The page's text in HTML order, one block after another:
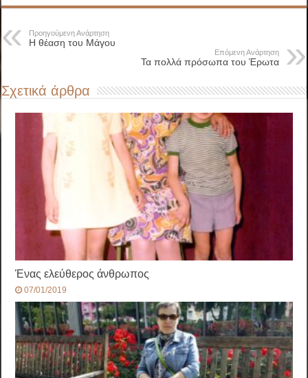
Προηγούμενη Ανάρτηση
Η θέαση του Μάγου
Επόμενη Ανάρτηση
Τα πολλά πρόσωπα του Έρωτα
Σχετικά άρθρα
Ένας ελεύθερος άνθρωπος
07/01/2019